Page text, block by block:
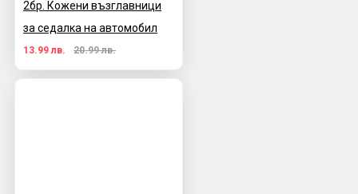
2бр. Кожени възглавници
за седалка на автомобил
13.99 лв. 20.99 лв.